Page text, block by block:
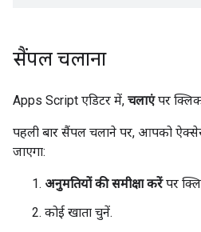
सैंपल चलाना
Apps Script एडिटर में, चलाएंपर
पहली बार सैंपल चलाने पर, आपको
जाएगा:
अनुमतियों की समीक्षा करेंपर
कोई खाता चुनें.